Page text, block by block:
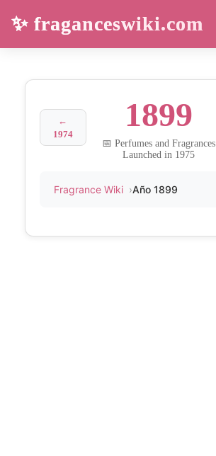
✨ fraganceswiki.com
←
1974
1899
📅 Perfumes and Fragrances
Launched in 1975
Fragrance Wiki Año 1899